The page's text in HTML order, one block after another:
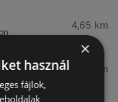
4,65 km
4,76 km
×
használ
fájlok,